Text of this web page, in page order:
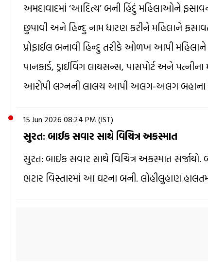
અમદાવાદમાં ‘આદિત્ય’ બની હિંદું મહિલાઓને
છુપાવી અને હિન્દુ નામ ધારણ કરીને મહિલાને
પ્રોફાઈલ બનાવી હિન્દુ તરીકે ઓળખ આપી મહિલાને
પાનકાર્ડ, ડ્રાઈવિંગ લાયસન્સ, પાસપોર્ટ અને
આરોપી લગ્નની લાલચ આપી અલગ-અલગ બહાના
15 Jun 2026 08:24 PM (IST)
સુરત: બાઈક સવાર સાથે વિચિત્ર અકસ્માત
સુરત: બાઈક સવાર સાથે વિચિત્ર અકસ્માત
ભટાર વિસ્તારમાં આ ઘટના બની. લોહીલુહાણ